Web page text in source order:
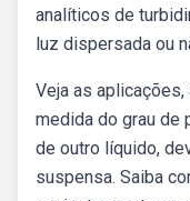
analíticos de
luz dispersada ou
Veja as
medida do grau de
de outro líquido,
suspensa. Saiba